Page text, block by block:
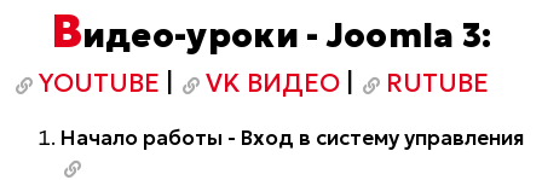
Видео-уроки - Joomla 3:
YOUTUBE VK ВИДЕО RUTUBE
Начало работы - Вход в систему управления